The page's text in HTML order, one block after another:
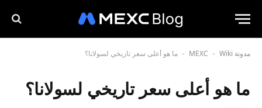
مدونة MEXC - Wiki
- ما هو أعلى سعر تاريخي لسولانا؟
ما هو أعلى سعر تاريخي لسولانا؟